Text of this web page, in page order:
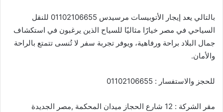
بالتالي يعد إيجار الأتوبيسات مرسيدس 01102106655 للنقل
السياحي في مصر خيارًا مثاليًا للسياح الذين يرغبون في استكشاف
جمال البلاد براحة ورفاهية، ويوفر تجربة سفر لا تُنسى تتمتع بالراحة
والأمان.
للحجز والاستفسار : 01102106655
مقر الشركة : 12 شارع الحجاز ميدان المحكمة ,مصر الجديدة